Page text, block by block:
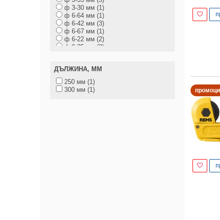
ф 3-30 мм (1)
ф 6-64 мм (1)
ф 6-42 мм (3)
ф 6-67 мм (1)
ф 6-22 мм (2)
ф 6-35 мм (2)
ф 8-42 мм (1)
ф 10-40 мм (1)
ф 10-60 мм (1)
ф 25-85 мм (2)
ДЪЛЖИНА, ММ
250 мм (1)
300 мм (1)